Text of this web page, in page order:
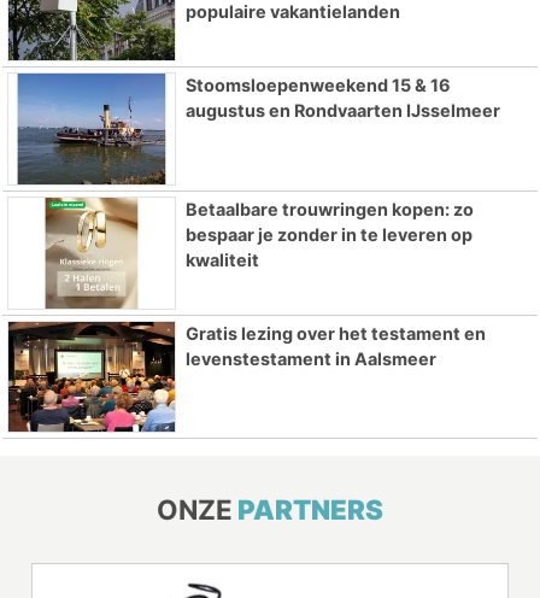
populaire vakantielanden
Stoomsloepenweekend 15 & 16
augustus en Rondvaarten IJsselmeer
Betaalbare trouwringen kopen: zo
bespaar je zonder in te leveren op
kwaliteit
Gratis lezing over het testament en
levenstestament in Aalsmeer
ONZE PARTNERS